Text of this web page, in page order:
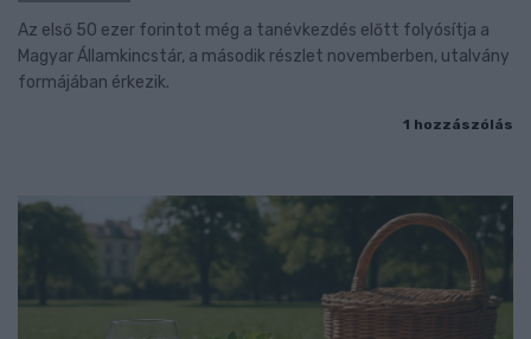
Az első 50 ezer forintot még a tanévkezdés előtt folyósítja a
Magyar Államkincstár, a második részlet novemberben, utalvány
formájában érkezik.
1 hozzászólás